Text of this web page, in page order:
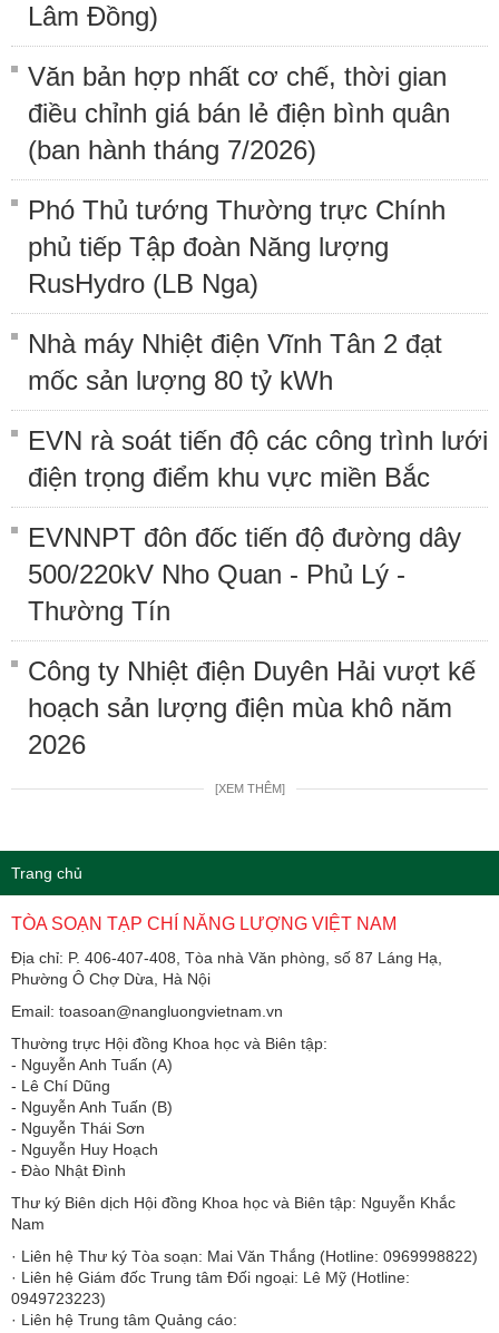
Lâm Đồng)
Văn bản hợp nhất cơ chế, thời gian
điều chỉnh giá bán lẻ điện bình quân
(ban hành tháng 7/2026)
Phó Thủ tướng Thường trực Chính
phủ tiếp Tập đoàn Năng lượng
RusHydro (LB Nga)
Nhà máy Nhiệt điện Vĩnh Tân 2 đạt
mốc sản lượng 80 tỷ kWh
EVN rà soát tiến độ các công trình lưới
điện trọng điểm khu vực miền Bắc
EVNNPT đôn đốc tiến độ đường dây
500/220kV Nho Quan - Phủ Lý -
Thường Tín
Công ty Nhiệt điện Duyên Hải vượt kế
hoạch sản lượng điện mùa khô năm
2026
[XEM THÊM]
Trang chủ
TÒA SOẠN TẠP CHÍ NĂNG LƯỢNG VIỆT NAM
Địa chỉ: P. 406-407-408, Tòa nhà Văn phòng, số 87 Láng Hạ,
Phường Ô Chợ Dừa, Hà Nội
Email: toasoan@nangluongvietnam.vn
Thường trực Hội đồng Khoa học và Biên tập:
​​​​​​- Nguyễn Anh Tuấn (A)
- Lê Chí Dũng
- Nguyễn Anh Tuấn (B)
- Nguyễn Thái Sơn
- Nguyễn Huy Hoạch
- Đào Nhật Đình
Thư ký Biên dịch Hội đồng Khoa học và Biên tập: Nguyễn Khắc
Nam
· Liên hệ Thư ký Tòa soạn: Mai Văn Thắng (Hotline: 0969998822)
· Liên hệ Giám đốc Trung tâm Đối ngoại: Lê Mỹ (Hotline:
0949723223)
· Liên hệ Trung tâm Quảng cáo: